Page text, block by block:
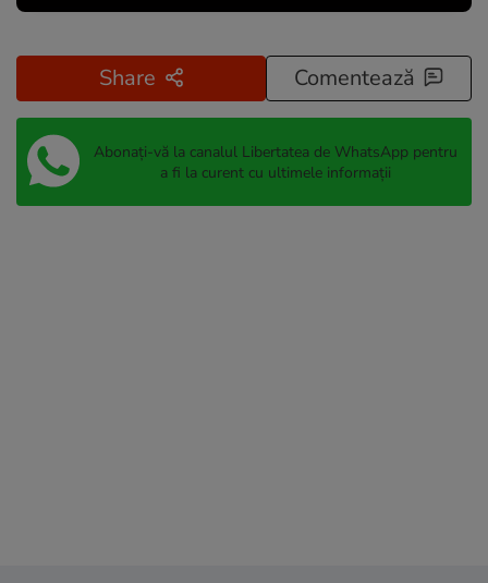
Share Comentează
Abonați-vă la canalul Libertatea de WhatsApp pentru
a fi la curent cu ultimele informații